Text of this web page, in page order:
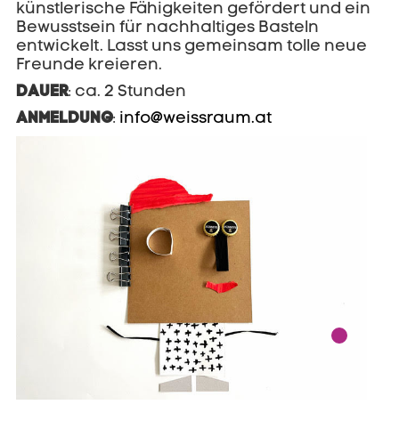
künstlerische Fähigkeiten gefördert und ein
Bewusstsein für nachhaltiges Basteln
entwickelt. Lasst uns gemeinsam tolle neue
Freunde kreieren.
DAUER: ca. 2 Stunden
ANMELDUNG: info@weissraum.at